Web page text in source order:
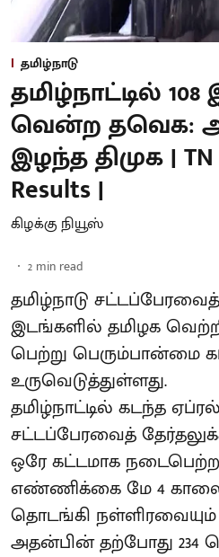
தமிழ்நாடு
தமிழ்நாட்டில்
வென்ற தவெக:
இழந்த திமுக | TN
Results |
கிழக்கு நியூஸ்
2 min read
தமிழ்நாடு
இடங்களில் தமிழக
பெற்று பெரும்பான்மை
உருவெடுத்துள்ளது.
தமிழ்நாட்டில் கடந்த
சட்டப்பேரவைத்
ஒரே கட்டமாக
எண்ணிக்கை மே 4 காலை
தொடங்கி நள்ளிரவையும்
அதன்பின் தற்போது 234